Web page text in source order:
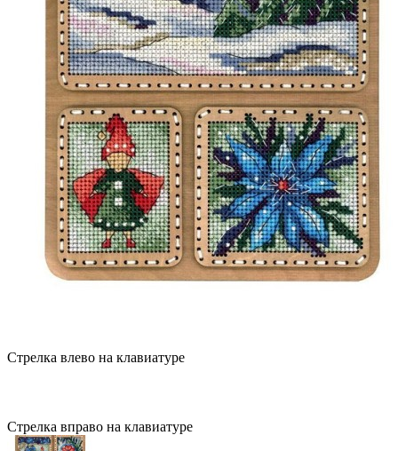
Стрелка влево на клавиатуре
Стрелка вправо на клавиатуре